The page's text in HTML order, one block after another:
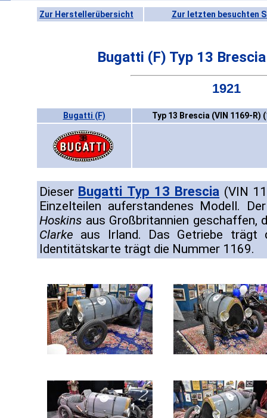
Zur Herstellerübersicht Zur letzten besuchten
Bugatti (F) Typ 13
1921
Bugatti (F) Typ 13 Brescia (VIN 1169-R)
Dieser Bugatti Typ 13 Brescia (VIN
Einzelteilen auferstandenes Modell.
Hoskins aus Großbritannien
Clarke aus Irland. Das Getriebe trägt
Identitätskarte trägt die Nummer 1169.